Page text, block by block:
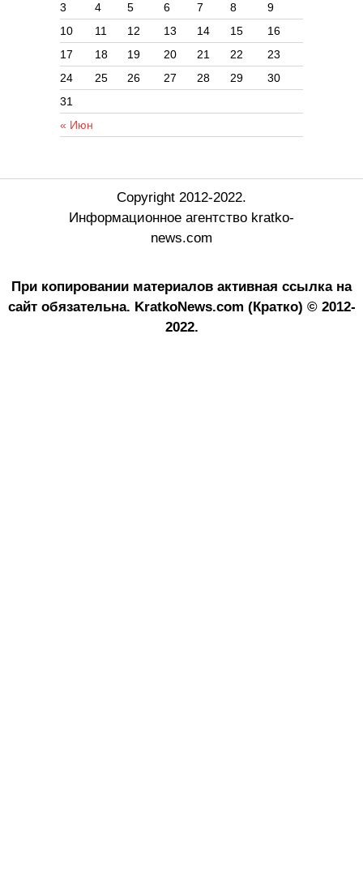
« Июн
3
4 5 6 7 8
9
10
11 12 13 14 15
16
17
18 19 20 21 22
23
24
25 26 27 28 29
30
31
Copyright 2012-2022.
Информационное агентство kratko-
news.com
При копировании материалов активная ссылка на
сайт обязательна. KratkoNews.com (Кратко) © 2012-
2022.